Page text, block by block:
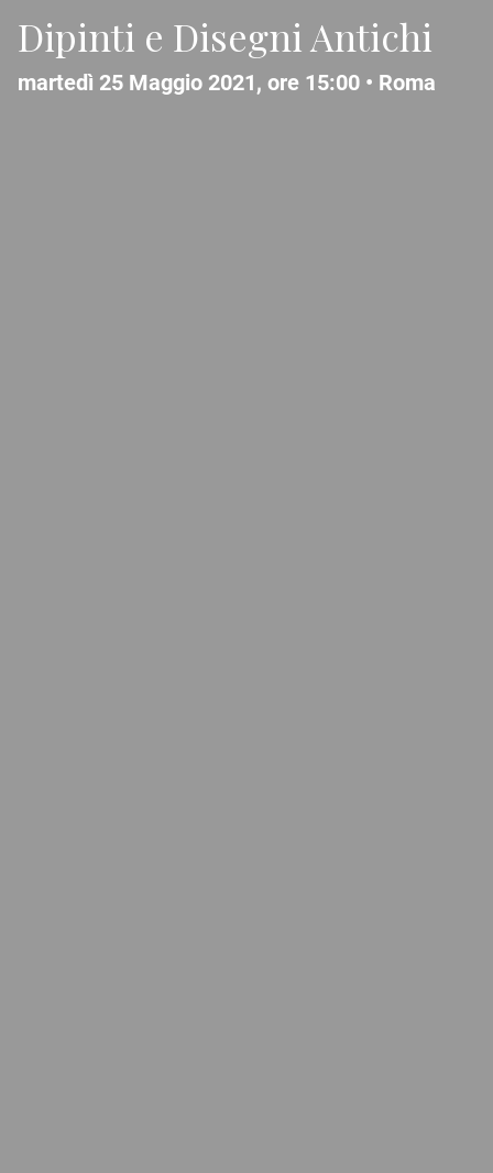
Dipinti e Disegni Antichi
martedì 25 Maggio 2021, ore 15:00 • Roma